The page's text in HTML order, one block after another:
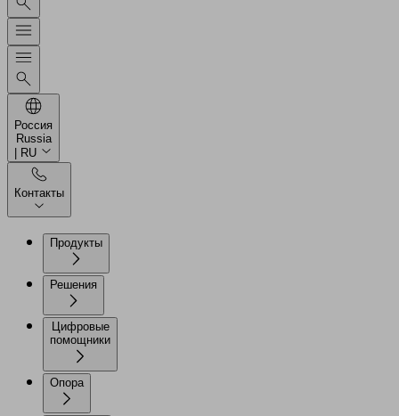
Россия
Russia
| RU
Контакты
Продукты
Решения
Цифровые
помощники
Опора